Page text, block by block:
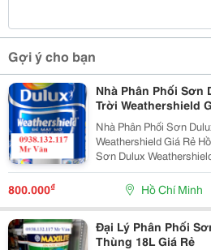
Gợi ý cho bạn
Nhà Phân Phối Sơn
Trời Weathershield
Nhà Phân Phối Sơn
Weathershield Giá Rẻ Hồ Tấn Phát - Công Ty Phân Phối
Sơn Dulux
Ngọai Thất
Tphcm Sơn Nước
800.000₫ Hồ Chí Minh
Đại Lý Phân Phối
Thùng 18L Giá Rẻ